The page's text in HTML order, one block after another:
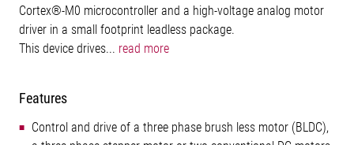
Cortex®-M0 microcontroller and a high-voltage analog motor
driver in a small footprint leadless package.
This device drives... read more
Features
Control and drive of a three phase brush less motor (BLDC),